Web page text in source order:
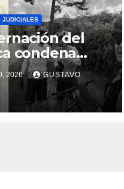
JUDICIALES
del
condena
de tres
y exige
urgentes
2026 GUSTAVO